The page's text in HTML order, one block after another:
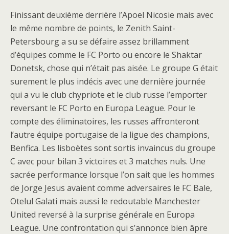
Finissant deuxième derrière l’Apoel Nicosie mais avec
le même nombre de points, le Zenith Saint-
Petersbourg a su se défaire assez brillamment
d’équipes comme le FC Porto ou encore le Shaktar
Donetsk, chose qui n’était pas aisée. Le groupe G était
surement le plus indécis avec une dernière journée
qui a vu le club chypriote et le club russe l’emporter
reversant le FC Porto en Europa League. Pour le
compte des éliminatoires, les russes affronteront
l’autre équipe portugaise de la ligue des champions,
Benfica. Les lisboètes sont sortis invaincus du groupe
C avec pour bilan 3 victoires et 3 matches nuls. Une
sacrée performance lorsque l’on sait que les hommes
de Jorge Jesus avaient comme adversaires le FC Bale,
Otelul Galati mais aussi le redoutable Manchester
United reversé à la surprise générale en Europa
League. Une confrontation qui s’annonce bien âpre